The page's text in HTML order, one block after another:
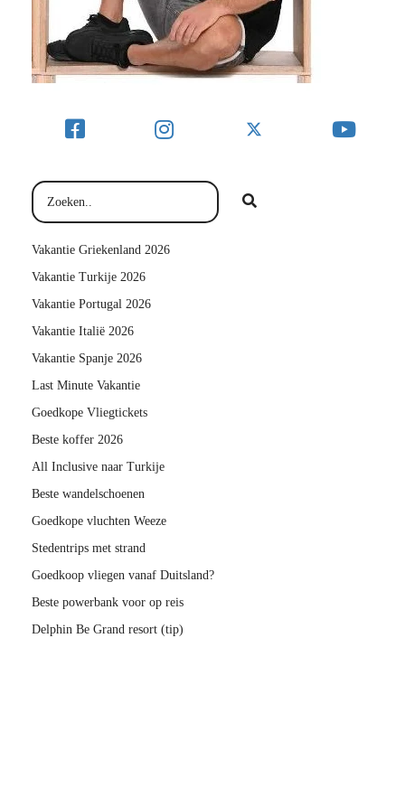
Vakantie Griekenland 2026
Vakantie Turkije 2026
Vakantie Portugal 2026
Vakantie Italië 2026
Vakantie Spanje 2026
Last Minute Vakantie
Goedkope Vliegtickets
Beste koffer 2026
All Inclusive naar Turkije
Beste wandelschoenen
Goedkope vluchten Weeze
Stedentrips met strand
Goedkoop vliegen vanaf Duitsland?
Beste powerbank voor op reis
Delphin Be Grand resort (tip)